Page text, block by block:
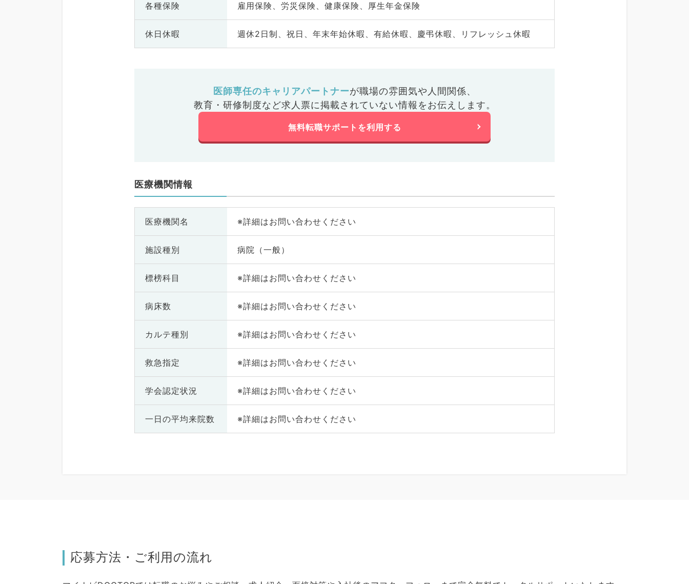
各種保険 雇用保険、労災保険、健康保険、厚生年金保険
休日休暇 週休2日制、祝日、年末年始休暇、有給休暇、慶弔休暇、リフレッシュ休暇
医師専任のキャリアパートナーが職場の雰囲気や人間関係、
教育・研修制度など求人票に掲載されていない情報をお伝えします。
無料転職サポートを利用する
医療機関情報
医療機関名 ※詳細はお問い合わせください
施設種別 病院（一般）
標榜科目 ※詳細はお問い合わせください
病床数 ※詳細はお問い合わせください
カルテ種別 ※詳細はお問い合わせください
救急指定 ※詳細はお問い合わせください
学会認定状況 ※詳細はお問い合わせください
一日の平均来院数 ※詳細はお問い合わせください
応募方法・ご利用の流れ